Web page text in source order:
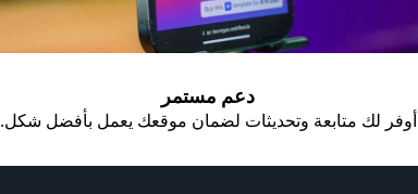
دعم مستمر
أوفر لك متابعة وتحديثات لضمان موقعك يعمل بأفضل شكل.